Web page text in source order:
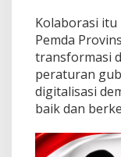
Kolaborasi
Pemda
transformasi
peraturan
digitalisasi
baik dan